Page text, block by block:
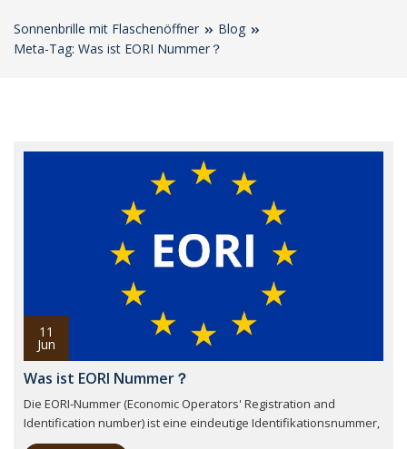
Sonnenbrille mit Flaschenöffner
Blog
Meta-Tag: Was ist EORI Nummer？
11
Jun
Was ist EORI Nummer？
Die EORI-Nummer (Economic Operators' Registration and
Identification number) ist eine eindeutige Identifikationsnummer,